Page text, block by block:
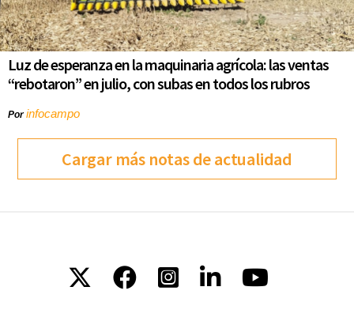
Luz de esperanza en la maquinaria agrícola: las ventas
“rebotaron” en julio, con subas en todos los rubros
Porinfocampo
Cargar más notas de actualidad